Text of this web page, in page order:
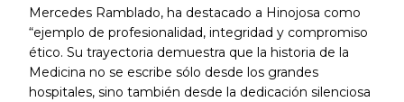
Mercedes Ramblado, ha destacado a Hinojosa como
“ejemplo de profesionalidad, integridad y compromiso
ético. Su trayectoria demuestra que la historia de la
Medicina no se escribe sólo desde los grandes
hospitales, sino también desde la dedicación silenciosa